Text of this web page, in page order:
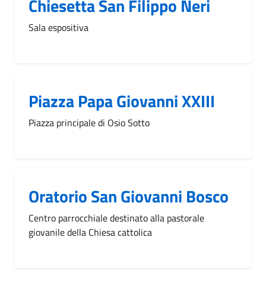
Chiesetta San Filippo Neri
Sala espositiva
Piazza Papa Giovanni XXIII
Piazza principale di Osio Sotto
Oratorio San Giovanni Bosco
Centro parrocchiale destinato alla pastorale
giovanile della Chiesa cattolica